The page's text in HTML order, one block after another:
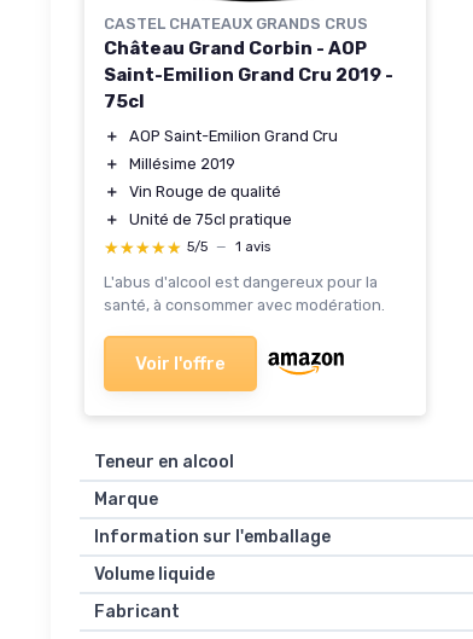
CASTEL CHATEAUX GRANDS CRUS
Château Grand Corbin - AOP
Saint-Emilion Grand Cru 2019 -
75cl
＋
AOP Saint-Emilion Grand Cru
＋
Millésime 2019
＋
Vin Rouge de qualité
＋
Unité de 75cl pratique
★★★★★
★★★★★ 5/5 — 1 avis
L'abus d'alcool est dangereux pour la
santé, à consommer avec modération.
Voir l'offre
Teneur en alcool
Marque
Information sur l'emballage
Volume liquide
Fabricant